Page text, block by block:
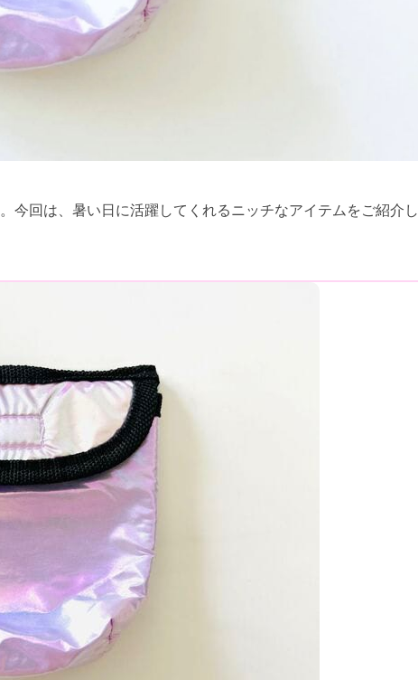
今回は、暑い日に活躍してくれるニッチなアイテムをご紹介し